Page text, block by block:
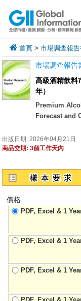
首頁 >市場調查報
市場調查報告
高級酒精飲料
年）
Premium
Forecast and
出版日期:2026年04月21日
商品交期: 3個工作天內
價格
PDF, Excel & 1
PDF, Excel & 1
PDF, Excel & 1